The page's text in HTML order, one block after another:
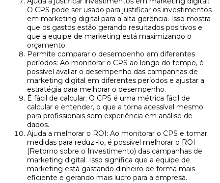
O CPS pode ser usado para justificar os investimentos
em marketing digital para a alta gerência. Isso mostra
que os gastos estão gerando resultados positivos e
que a equipe de marketing está maximizando o
orçamento.
Permite comparar o desempenho em diferentes
períodos: Ao monitorar o CPS ao longo do tempo, é
possível avaliar o desempenho das campanhas de
marketing digital em diferentes períodos e ajustar a
estratégia para melhorar o desempenho.
É fácil de calcular: O CPS é uma métrica fácil de
calcular e entender, o que a torna acessível mesmo
para profissionais sem experiência em análise de
dados.
Ajuda a melhorar o ROI: Ao monitorar o CPS e tomar
medidas para reduzi-lo, é possível melhorar o ROI
(Retorno sobre o Investimento) das campanhas de
marketing digital. Isso significa que a equipe de
marketing está gastando dinheiro de forma mais
eficiente e gerando mais lucro para a empresa.